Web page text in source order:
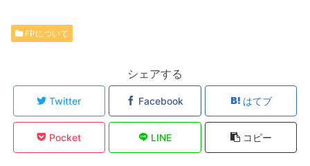
FPについて
シェアする
Twitter Facebook はてブ
Pocket LINE コピー